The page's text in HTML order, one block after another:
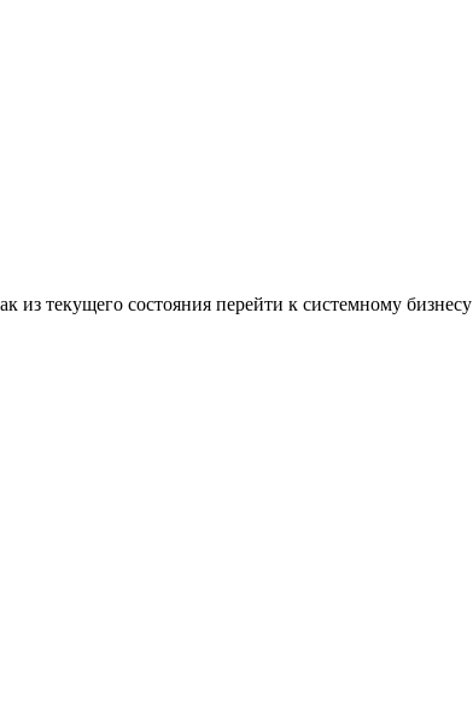
текущего состояния перейти к системному бизнесу